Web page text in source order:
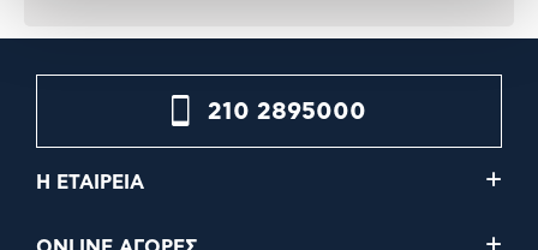
210 2895000
Η ΕΤΑΙΡΕΙΑ